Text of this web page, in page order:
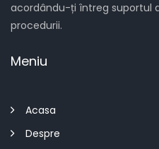
acordându-ți întreg suportul
procedurii.
Meniu
Acasa
Despre